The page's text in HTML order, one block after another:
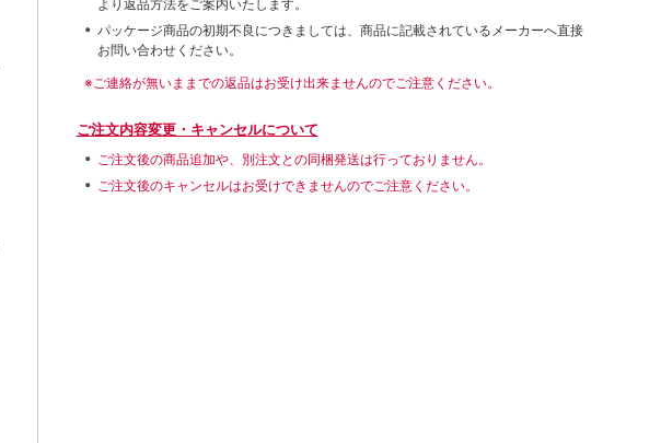
より返品方法をご案内いたします。
パッケージ商品の初期不良につきましては、商品に記載されているメーカーへ直接
お問い合わせください。
※ご連絡が無いままでの返品はお受け出来ませんのでご注意ください。
ご注文内容変更・キャンセルについて
ご注文後の商品追加や、別注文との同梱発送は行っておりません。
ご注文後のキャンセルはお受けできませんのでご注意ください。